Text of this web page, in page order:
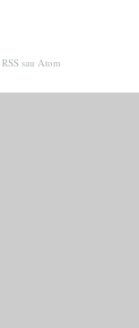
RSS sau Atom